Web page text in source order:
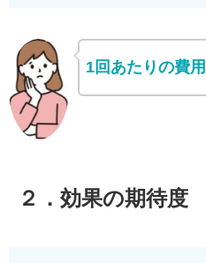
1回あたりの費
２．効果の期待度